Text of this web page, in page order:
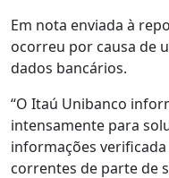
Em nota enviada à
ocorreu por causa de
dados bancários.
“O Itaú Unibanco
intensamente para
informações
correntes de parte de